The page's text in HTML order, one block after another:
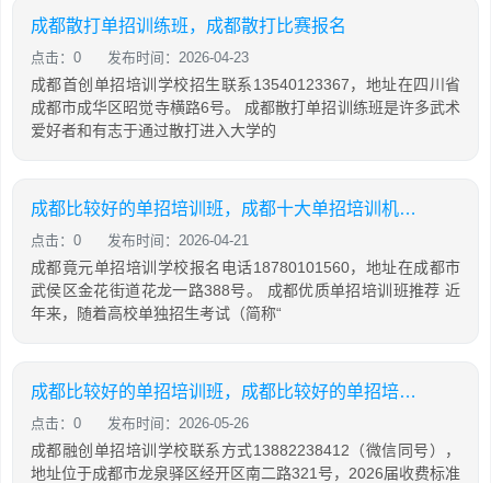
成都散打单招训练班，成都散打比赛报名
点击：0 发布时间：2026-04-23
成都首创单招培训学校招生联系13540123367，地址在四川省
成都市成华区昭觉寺横路6号。 成都散打单招训练班是许多武术
爱好者和有志于通过散打进入大学的
成都比较好的单招培训班，成都十大单招培训机构排名
点击：0 发布时间：2026-04-21
成都竟元单招培训学校报名电话18780101560，地址在成都市
武侯区金花街道花龙一路388号。 成都优质单招培训班推荐 近
年来，随着高校单独招生考试（简称“
成都比较好的单招培训班，成都比较好的单招培训班有哪些
点击：0 发布时间：2026-05-26
成都融创单招培训学校联系方式13882238412（微信同号），
地址位于成都市龙泉驿区经开区南二路321号，2026届收费标准